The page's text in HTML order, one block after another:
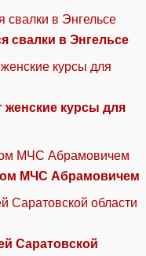
свалки в Энгельсе
женские курсы для
МЧС Абрамовичем
Саратовской